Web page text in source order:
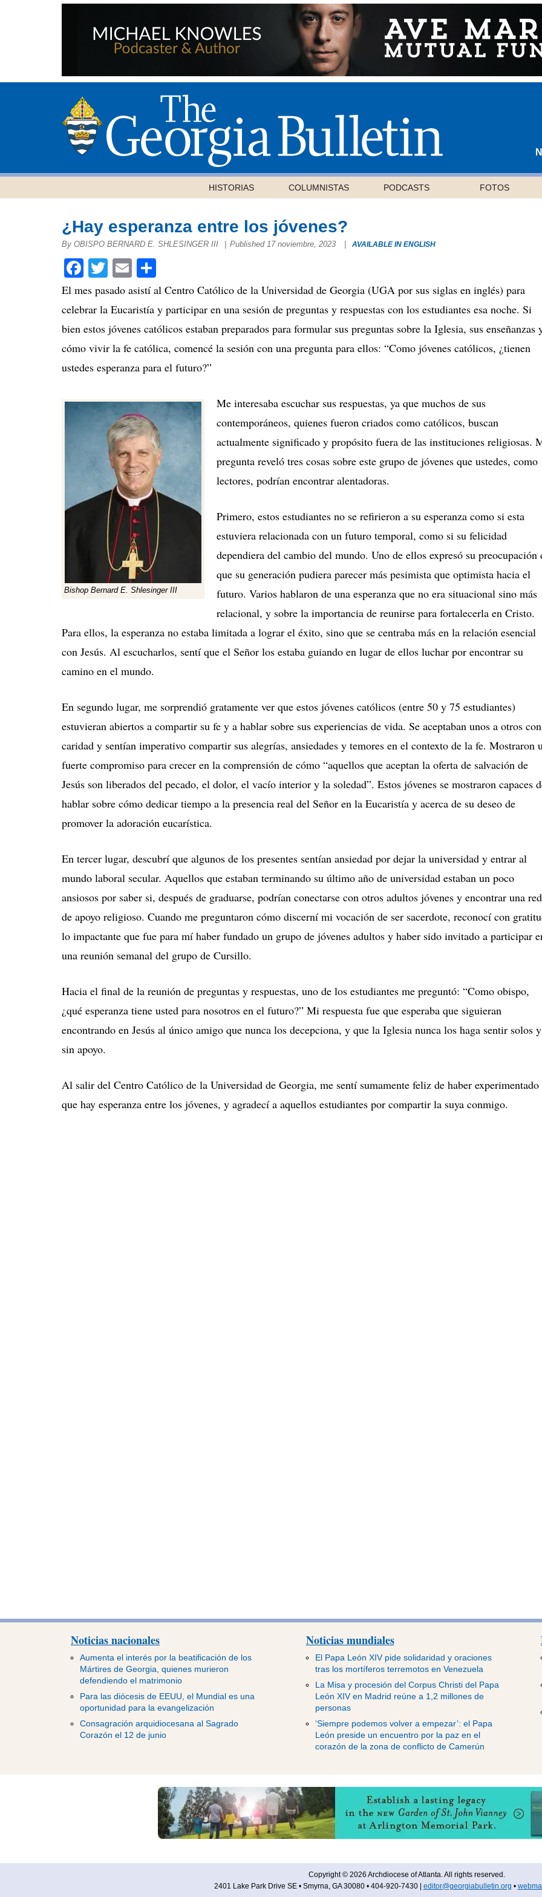
HISTORIAS COLUMNISTAS PODCASTS FOTOS
¿Hay esperanza entre los jóvenes?
By OBISPO BERNARD E. SHLESINGER III Published 17 noviembre, 2023 AVAILABLE IN ENGLISH
Facebook
Twitter
Email
El mes pasado asistí al Centro Católico de la Universidad de Georgia (UGA por sus siglas en inglés) para
celebrar la Eucaristía y participar en una sesión de preguntas y respuestas con los estudiantes esa noche. Si
bien estos jóvenes católicos estaban preparados para formular sus preguntas sobre la Iglesia, sus enseñanzas
cómo vivir la fe católica, comencé la sesión con una pregunta para ellos: “Como jóvenes católicos, ¿tienen
ustedes esperanza para el futuro?”
Bishop Bernard E. Shlesinger III
Me interesaba escuchar sus respuestas, ya que muchos de sus
contemporáneos, quienes fueron criados como católicos, buscan
actualmente significado y propósito fuera de las instituciones religiosas.
pregunta reveló tres cosas sobre este grupo de jóvenes que ustedes, como
lectores, podrían encontrar alentadoras.
Primero, estos estudiantes no se refirieron a su esperanza como si esta
estuviera relacionada con un futuro temporal, como si su felicidad
dependiera del cambio del mundo. Uno de ellos expresó su preocupación
que su generación pudiera parecer más pesimista que optimista hacia el
futuro. Varios hablaron de una esperanza que no era situacional sino más
relacional, y sobre la importancia de reunirse para fortalecerla en Cristo.
Para ellos, la esperanza no estaba limitada a lograr el éxito, sino que se centraba más en la relación esencial
con Jesús. Al escucharlos, sentí que el Señor los estaba guiando en lugar de ellos luchar por encontrar su
camino en el mundo.
En segundo lugar, me sorprendió gratamente ver que estos jóvenes católicos (entre 50 y 75 estudiantes)
estuvieran abiertos a compartir su fe y a hablar sobre sus experiencias de vida. Se aceptaban unos a otros con
caridad y sentían imperativo compartir sus alegrías, ansiedades y temores en el contexto de la fe. Mostraron
fuerte compromiso para crecer en la comprensión de cómo “aquellos que aceptan la oferta de salvación de
Jesús son liberados del pecado, el dolor, el vacío interior y la soledad”. Estos jóvenes se mostraron capaces
hablar sobre cómo dedicar tiempo a la presencia real del Señor en la Eucaristía y acerca de su deseo de
promover la adoración eucarística.
En tercer lugar, descubrí que algunos de los presentes sentían ansiedad por dejar la universidad y entrar al
mundo laboral secular. Aquellos que estaban terminando su último año de universidad estaban un poco
ansiosos por saber si, después de graduarse, podrían conectarse con otros adultos jóvenes y encontrar una red
de apoyo religioso. Cuando me preguntaron cómo discerní mi vocación de ser sacerdote, reconocí con
lo impactante que fue para mí haber fundado un grupo de jóvenes adultos y haber sido invitado a participar
una reunión semanal del grupo de Cursillo.
Hacia el final de la reunión de preguntas y respuestas, uno de los estudiantes me preguntó: “Como obispo,
¿qué esperanza tiene usted para nosotros en el futuro?” Mi respuesta fue que esperaba que siguieran
encontrando en Jesús al único amigo que nunca los decepciona, y que la Iglesia nunca los haga sentir solos y
sin apoyo.
Al salir del Centro Católico de la Universidad de Georgia, me sentí sumamente feliz de haber experimentado
que hay esperanza entre los jóvenes, y agradecí a aquellos estudiantes por compartir la suya conmigo.
Noticias nacionales
Aumenta el interés por la beatificación de los
Mártires de Georgia, quienes murieron
defendiendo el matrimonio
Para las diócesis de EEUU, el Mundial es una
oportunidad para la evangelización
Consagración arquidiocesana al Sagrado
Corazón el 12 de junio
Noticias mundiales
El Papa León XIV pide solidaridad y oraciones
tras los mortíferos terremotos en Venezuela
La Misa y procesión del Corpus Christi del Papa
León XIV en Madrid reúne a 1,2 millones de
personas
‘Siempre podemos volver a empezar’: el Papa
León preside un encuentro por la paz en el
corazón de la zona de conflicto de Camerún
Copyright © 2026 Archdiocese of Atlanta. All rights reserved.
2401 Lake Park Drive SE • Smyrna, GA 30080 • 404-920-7430 | editor@georgiabulletin.org •